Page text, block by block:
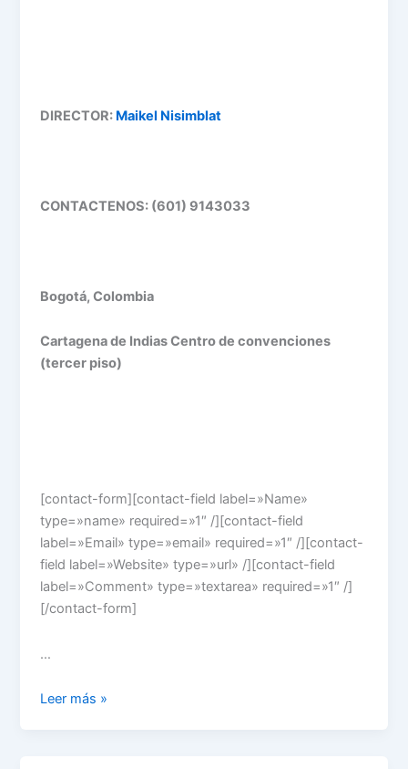
DIRECTOR: Maikel Nisimblat
CONTACTENOS: (601) 9143033
Bogotá, Colombia
Cartagena de Indias Centro de convenciones
(tercer piso)
[contact-form][contact-field label=»Name»
type=»name» required=»1″ /][contact-field
label=»Email» type=»email» required=»1″ /][contact-
field label=»Website» type=»url» /][contact-field
label=»Comment» type=»textarea» required=»1″ /]
[/contact-form]
…
REQUISITOS
Leer más »